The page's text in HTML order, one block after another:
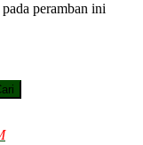
peramban ini